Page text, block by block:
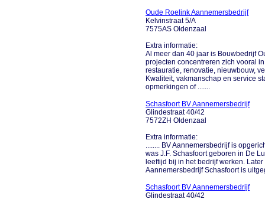
Oude Roelink Aannemersbedrijf
Kelvinstraat 5/A
7575AS Oldenzaal
Extra informatie:
Al meer dan 40 jaar is Bouwbedrijf
projecten concentreren zich vooral
restauratie, renovatie, nieuwbouw,
Kwaliteit, vakmanschap en service
opmerkingen of .......
Schasfoort BV Aannemersbedrijf
Glindestraat 40/42
7572ZH Oldenzaal
Extra informatie:
........ BV Aannemersbedrijf is
was J.F. Schasfoort geboren in De
leeftijd bij in het bedrijf werken.
Aannemersbedrijf Schasfoort is
Schasfoort BV Aannemersbedrijf
Glindestraat 40/42